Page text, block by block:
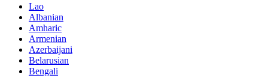
Lao
Albanian
Amharic
Armenian
Azerbaijani
Belarusian
Bengali